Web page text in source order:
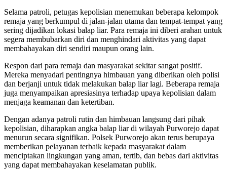
Selama patroli, petugas kepolisian menemukan beberapa kelompok
remaja yang berkumpul di jalan-jalan utama dan tempat-tempat yang
sering dijadikan lokasi balap liar. Para remaja ini diberi arahan untuk
segera membubarkan diri dan menghindari aktivitas yang dapat
membahayakan diri sendiri maupun orang lain.
Respon dari para remaja dan masyarakat sekitar sangat positif.
Mereka menyadari pentingnya himbauan yang diberikan oleh polisi
dan berjanji untuk tidak melakukan balap liar lagi. Beberapa remaja
juga menyampaikan apresiasinya terhadap upaya kepolisian dalam
menjaga keamanan dan ketertiban.
Dengan adanya patroli rutin dan himbauan langsung dari pihak
kepolisian, diharapkan angka balap liar di wilayah Purworejo dapat
menurun secara signifikan. Polsek Purworejo akan terus berupaya
memberikan pelayanan terbaik kepada masyarakat dalam
menciptakan lingkungan yang aman, tertib, dan bebas dari aktivitas
yang dapat membahayakan keselamatan publik.